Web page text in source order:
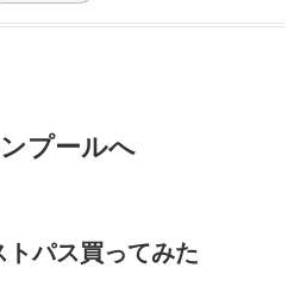
プールへ
パス買ってみた